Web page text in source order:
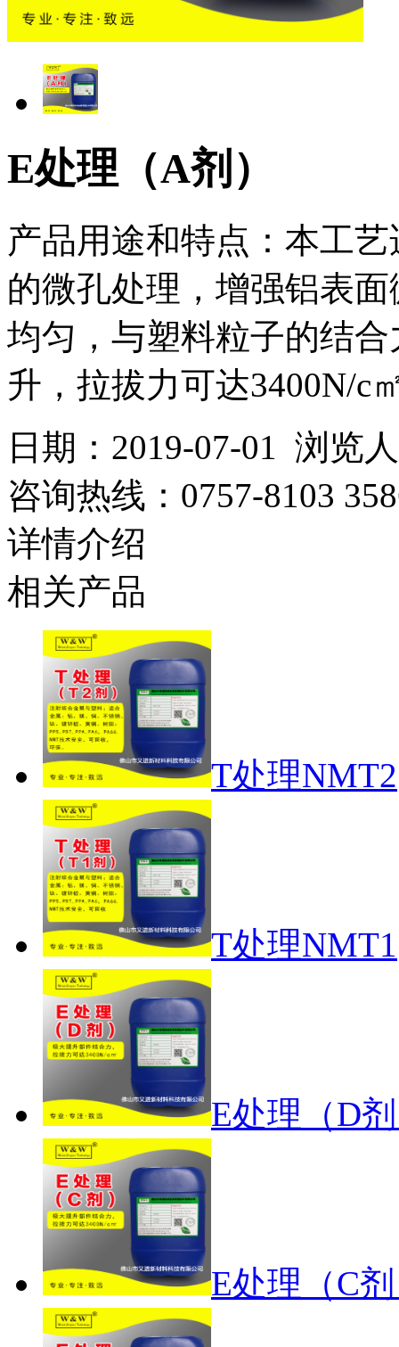
E处理（A剂）
产品用途和特点：本工
的微孔处理，增强铝表
均匀，与塑料粒子的结
升，拉拔力可达3400N/c
日期：2019-07-01 浏览
咨询热线： 0757-8103
详情介绍
相关产品
T处理NMT2
T处理NMT1
E处理（D
E处理（C